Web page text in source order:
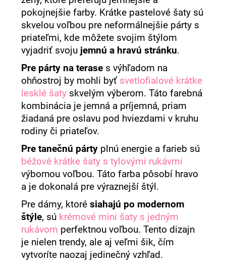
pokojnejšie farby. Krátke pastelové šaty sú
skvelou voľbou pre neformálnejšie párty s
priateľmi, kde môžete svojim štýlom
vyjadriť svoju jemnú a hravú stránku.
Pre párty na terase s výhľadom na
ohňostroj by mohli byť svetlofialové krátke
lesklé šaty skvelým výberom. Táto farebná
kombinácia je jemná a príjemná, priam
žiadaná pre oslavu pod hviezdami v kruhu
rodiny či priateľov.
Pre tanečnú párty plnú energie a farieb sú
béžové krátke šaty s tylovými rukávmi
výbornou voľbou. Táto farba pôsobí hravo
a je dokonalá pre výraznejší štýl.
Pre dámy, ktorésiahajú po modernom
štýle, sú krémové mini šaty s jedným
rukávom perfektnou voľbou. Tento dizajn
je nielen trendy, ale aj veľmi šik, čím
vytvoríte naozaj jedinečný vzhľad.